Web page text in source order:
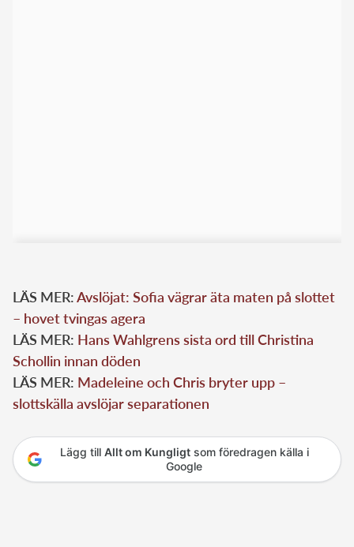
LÄS MER:Avslöjat: Sofia vägrar äta maten på slottet
– hovet tvingas agera
LÄS MER: Hans Wahlgrens sista ord till Christina
Schollin innan döden
LÄS MER: Madeleine och Chris bryter upp –
slottskälla avslöjar separationen
Lägg till Allt om Kungligtsom föredragen källa i
Google